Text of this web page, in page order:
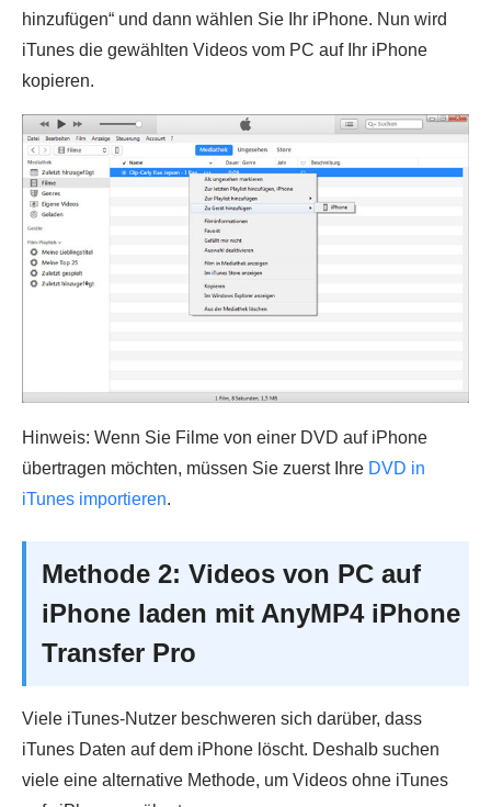
hinzufügen“ und dann wählen Sie Ihr iPhone. Nun wird
iTunes die gewählten Videos vom PC auf Ihr iPhone
kopieren.
Hinweis: Wenn Sie Filme von einer DVD auf iPhone
übertragen möchten, müssen Sie zuerst Ihre DVD in
iTunes importieren.
Methode 2: Videos von PC auf
iPhone laden mit AnyMP4 iPhone
Transfer Pro
Viele iTunes-Nutzer beschweren sich darüber, dass
iTunes Daten auf dem iPhone löscht. Deshalb suchen
viele eine alternative Methode, um Videos ohne iTunes